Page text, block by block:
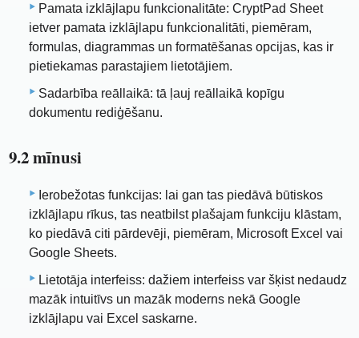
Pamata izklājlapu funkcionalitāte: CryptPad Sheet
ietver pamata izklājlapu funkcionalitāti, piemēram,
formulas, diagrammas un formatēšanas opcijas, kas ir
pietiekamas parastajiem lietotājiem.
Sadarbība reāllaikā: tā ļauj reāllaikā kopīgu
dokumentu rediģēšanu.
9.2 mīnusi
Ierobežotas funkcijas: lai gan tas piedāvā būtiskos
izklājlapu rīkus, tas neatbilst plašajam funkciju klāstam,
ko piedāvā citi pārdevēji, piemēram, Microsoft Excel vai
Google Sheets.
Lietotāja interfeiss: dažiem interfeiss var šķist nedaudz
mazāk intuitīvs un mazāk moderns nekā Google
izklājlapu vai Excel saskarne.